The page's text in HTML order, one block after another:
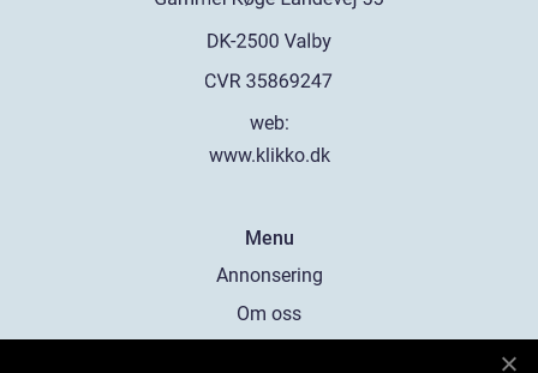
web:
www.klikko.dk
Menu
Annonsering
Om oss